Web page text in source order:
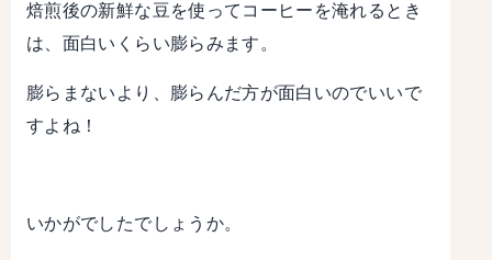
焙煎後の新鮮な豆を使ってコーヒーを淹れるとき
は、面白いくらい膨らみます。
膨らまないより、膨らんだ方が面白いのでいいで
すよね！
いかがでしたでしょうか。